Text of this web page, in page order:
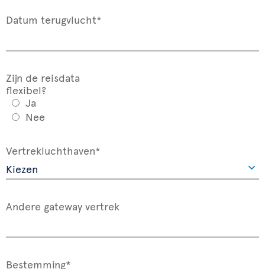
Datum terugvlucht*
Zijn de reisdata
flexibel?
Ja
Nee
Vertrekluchthaven*
Andere gateway vertrek
Bestemming*